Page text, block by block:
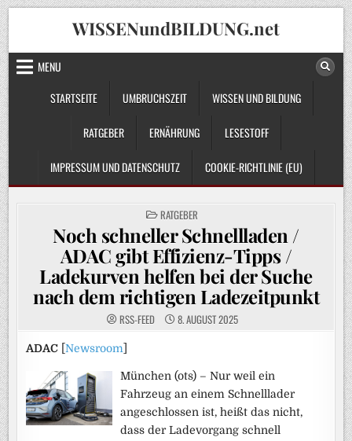
Skip
to
content
WISSENundBILDUNG.net
MENU
STARTSEITE
UMBRUCHSZEIT WISSEN UND BILDUNG
RATGEBER ERNÄHRUNG LESESTOFF
IMPRESSUM UND DATENSCHUTZ COOKIE-RICHTLINIE (EU)
POSTED
IN
RATGEBER
Noch schneller Schnellladen /
ADAC gibt Effizienz-Tipps /
Ladekurven helfen bei der Suche
nach dem richtigen Ladezeitpunkt
RSS-FEED 8. AUGUST 2025
ADAC [Newsroom
München (ots) – Nur weil ein
Fahrzeug an einem Schnelllader
angeschlossen ist, heißt das nicht,
dass der Ladevorgang schnell